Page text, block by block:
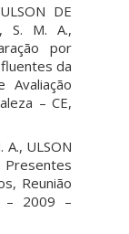
DE
S. M. A.,
por
da
Avaliação
– CE,
A., ULSON
Presentes
Reunião
– 2009 –